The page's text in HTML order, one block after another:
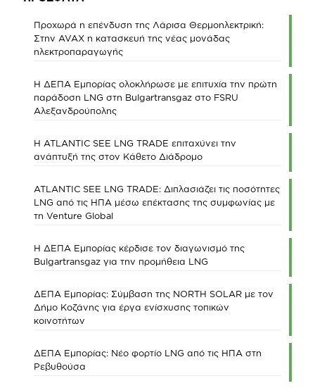
Προχωρά η επένδυση της Λάρισα Θερμοηλεκτρική:
Στην AVAX η κατασκευή της νέας μονάδας
ηλεκτροπαραγωγής
Η ΔΕΠΑ Εμπορίας ολοκλήρωσε με επιτυχία την πρώτη
παράδοση LNG στη Bulgartransgaz στο FSRU
Αλεξανδρούπολης
Η ATLANTIC SEE LNG TRADE επιταχύνει την
ανάπτυξή της στον Κάθετο Διάδρομο
ATLANTIC SEE LNG TRADE: Διπλασιάζει τις ποσότητες
LNG από τις ΗΠΑ μέσω επέκτασης της συμφωνίας με
τη Venture Global
Η ΔΕΠΑ Εμπορίας κέρδισε τον διαγωνισμό της
Bulgartransgaz για την προμήθεια LNG
ΔΕΠΑ Εμπορίας: Σύμβαση της NORTH SOLAR με τον
Δήμο Κοζάνης για έργα ενίσχυσης τοπικών
κοινοτήτων
ΔΕΠΑ Εμπορίας: Νέο φορτίο LNG από τις ΗΠΑ στη
Ρεβυθούσα